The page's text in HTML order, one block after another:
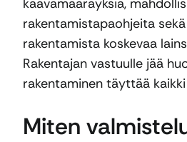
kaavamääräyksiä,
rakentamistapaohjeita
rakentamista koskevaa
Rakentajan vastuulle jää
rakentaminen täyttää
Miten